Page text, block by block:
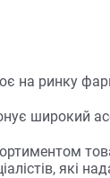
ринку
широкий
які